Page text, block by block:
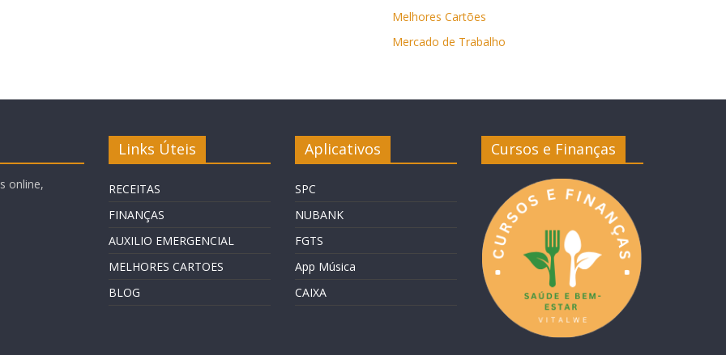
Melhores Cartões
Mercado de Trabalho
online,
Links Úteis
RECEITAS
FINANÇAS
AUXILIO EMERGENCIAL
MELHORES CARTOES
BLOG
Aplicativos
SPC
NUBANK
FGTS
App Música
CAIXA
Cursos e Finanças